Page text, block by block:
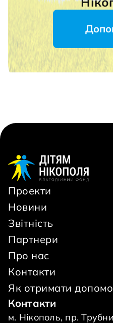
Проекти
Новини
Звітність
Партнери
Про нас
Контакти
Як отримати
Контакти
м. Нікополь, пр.